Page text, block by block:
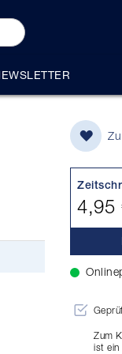
4,95
Zum
ist